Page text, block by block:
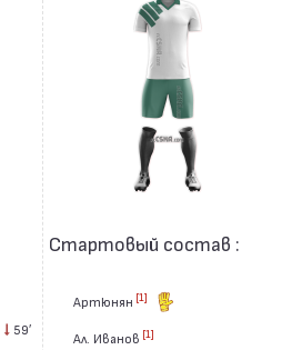
59′
Стартовый состав :
Артюнян [1]
Ал. Иванов [1]